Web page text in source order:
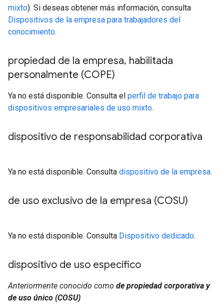
mixto). Si deseas obtener más información, consulta
Dispositivos de la empresa para trabajadores del
conocimiento.
propiedad de la empresa, habilitada
personalmente (COPE)
Ya no está disponible. Consulta el perfil de trabajo para
dispositivos empresariales de uso mixto.
dispositivo de responsabilidad corporativa
Ya no está disponible. Consulta dispositivo de la empresa.
de uso exclusivo de la empresa (COSU)
Ya no está disponible. Consulta Dispositivo dedicado.
dispositivo de uso específico
Anteriormente conocido como de propiedad corporativa y
de uso único (COSU)